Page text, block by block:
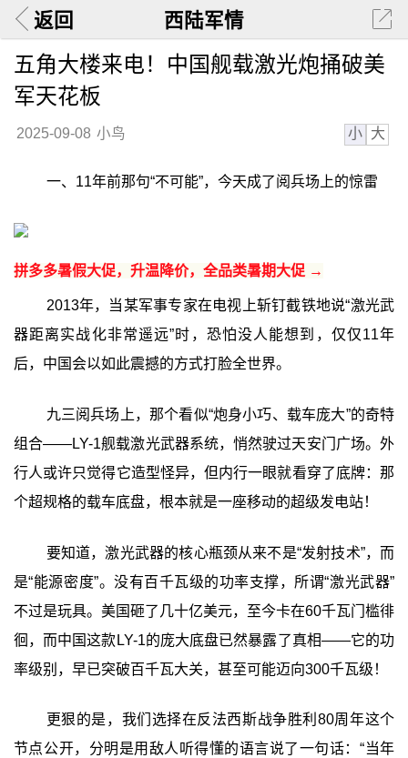
返回 西陆军情
五角大楼来电！中国舰载激光炮捅破美
军天花板
2025-09-08 小鸟 小 大
一、11年前那句“不可能”，今天成了阅兵场上的惊雷
拼多多暑假大促，升温降价，全品类暑期大促 →
2013年，当某军事专家在电视上斩钉截铁地说“激光武
器距离实战化非常遥远”时，恐怕没人能想到，仅仅11年
后，中国会以如此震撼的方式打脸全世界。
九三阅兵场上，那个看似“炮身小巧、载车庞大”的奇特
组合——LY-1舰载激光武器系统，悄然驶过天安门广场。外
行人或许只觉得它造型怪异，但内行一眼就看穿了底牌：那
个超规格的载车底盘，根本就是一座移动的超级发电站！
要知道，激光武器的核心瓶颈从来不是“发射技术”，而
是“能源密度”。没有百千瓦级的功率支撑，所谓“激光武器”
不过是玩具。美国砸了几十亿美元，至今卡在60千瓦门槛徘
徊，而中国这款LY-1的庞大底盘已然暴露了真相——它的功
率级别，早已突破百千瓦大关，甚至可能迈向300千瓦级！
更狠的是，我们选择在反法西斯战争胜利80周年这个
节点公开，分明是用敌人听得懂的语言说了一句话：“当年